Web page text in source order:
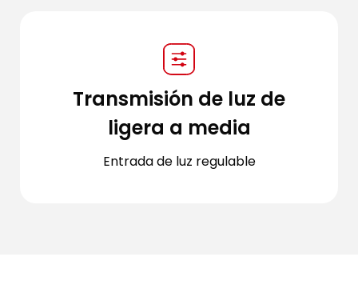
Transmisión de luz de
ligera a media
Entrada de luz regulable